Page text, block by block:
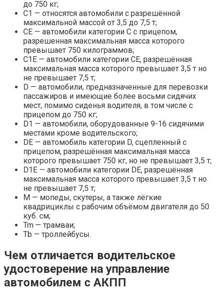
до 750 кг;
С1 — относятся автомобили с разрешённой
максимальной массой от 3,5 до 7,5 т;
СЕ — автомобили категории C с прицепом,
разрешенная максимальная масса которого
превышает 750 килограммов;
С1Е — автомобили категории CE, разрешённая
максимальная масса которого превышает 3,5 т но
не превышает 7,5 т;
D — автомобили, предназначенные для перевозки
пассажиров и имеющие более восьми сидячих
мест, помимо сиденья водителя, в том числе с
прицепом до 750 кг;
D1 — автомобили, оборудованные 9-16 сидячими
местами кроме водительского;
DЕ — автомобиль категории D, сцепленный с
прицепом, разрешённая максимальная масса
которого превышает 750 кг, но не превышает 3,5 т;
D1Е — автомобили категории DE, разрешённая
максимальная масса которого превышает 3,5 т но
не превышает 7,5 т;
M — мопеды, скутеры, а также лёгкие
квадрициклы с рабочим объёмом двигателя до 50
куб. см;
Tm — трамваи;
Tb — троллейбусы.
Чем отличается водительское
удостоверение на управление
автомобилем с АКПП